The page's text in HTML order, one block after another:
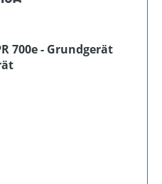
700e - Grundgerät